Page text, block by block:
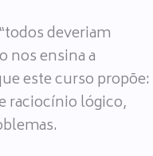
deveriam
nos ensina a
este curso propõe:
raciocínio lógico,